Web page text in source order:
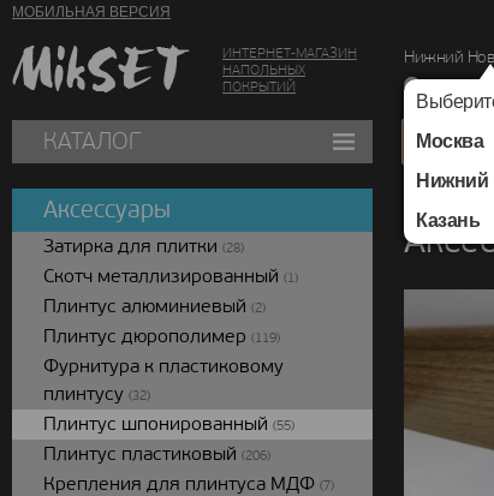
МОБИЛЬНАЯ ВЕРСИЯ
ИНТЕРНЕТ-МАГАЗИН
НАПОЛЬНЫХ
ПОКРЫТИЙ
Нижний
Москва
Нижний
Казань
г.
КАТАЛОГ
Аксессуары
Затирка для плитки (28)
Скотч металлизированный (1)
Плинтус алюминиевый (2)
Плинтус дюрополимер (119)
Фурнитура к пластиковому
плинтусу (32)
Плинтус шпонированный (55)
Плинтус пластиковый (206)
Крепления для плинтуса МДФ (7)